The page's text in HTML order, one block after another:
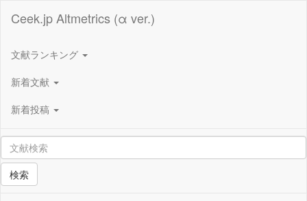
Ceek.jp Altmetrics (α ver.)
文献ランキング
新着文献
新着投稿
検索